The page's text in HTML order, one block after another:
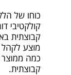
כוחו של
קולקטיבי
קבוצתית
מוצע לקהל
כמה
קבוצתית.